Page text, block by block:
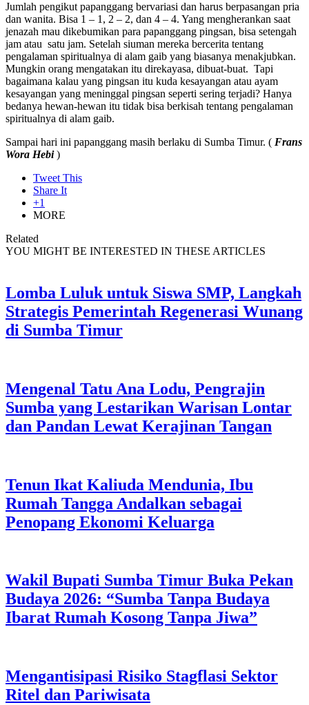
Jumlah pengikut papanggang bervariasi dan harus berpasangan pria
dan wanita. Bisa 1 – 1, 2 – 2, dan 4 – 4. Yang mengherankan saat
jenazah mau dikebumikan para papanggang pingsan, bisa setengah
jam atau satu jam. Setelah siuman mereka bercerita tentang
pengalaman spiritualnya di alam gaib yang biasanya menakjubkan.
Mungkin orang mengatakan itu direkayasa, dibuat-buat. Tapi
bagaimana kalau yang pingsan itu kuda kesayangan atau ayam
kesayangan yang meninggal pingsan seperti sering terjadi? Hanya
bedanya hewan-hewan itu tidak bisa berkisah tentang pengalaman
spiritualnya di alam gaib.
Sampai hari ini papanggang masih berlaku di Sumba Timur. ( Frans
Wora Hebi)
Tweet This
Share It
+1
MORE
Related
YOU MIGHT BE INTERESTED IN THESE ARTICLES
Lomba Luluk untuk Siswa SMP, Langkah
Strategis Pemerintah Regenerasi Wunang
di Sumba Timur
Mengenal Tatu Ana Lodu, Pengrajin
Sumba yang Lestarikan Warisan Lontar
dan Pandan Lewat Kerajinan Tangan
Tenun Ikat Kaliuda Mendunia, Ibu
Rumah Tangga Andalkan sebagai
Penopang Ekonomi Keluarga
Wakil Bupati Sumba Timur Buka Pekan
Budaya 2026: “Sumba Tanpa Budaya
Ibarat Rumah Kosong Tanpa Jiwa”
Mengantisipasi Risiko Stagflasi Sektor
Ritel dan Pariwisata